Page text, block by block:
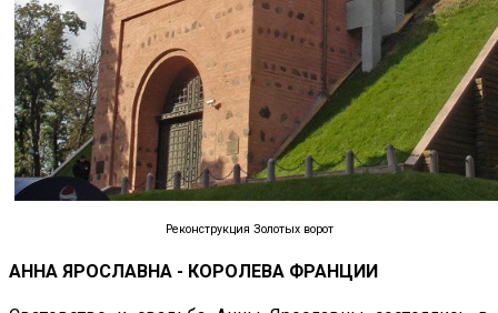
Реконструкция Золотых ворот
АННА ЯРОСЛАВНА - КОРОЛЕВА ФРАНЦИИ